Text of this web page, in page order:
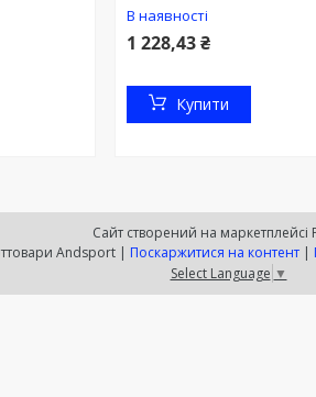
В наявності
1 228,43 ₴
Купити
Сайт створений на маркетплейсі
Спорттовари Andsport | Поскаржитися на контент |
Select Language ▼